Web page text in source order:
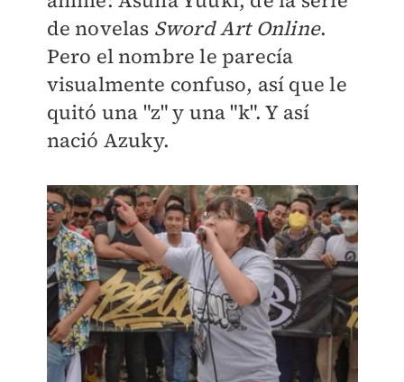
de novelas Sword Art Online.
Pero el nombre le parecía
visualmente confuso, así que le
quitó una "z" y una "k". Y así
nació Azuky.